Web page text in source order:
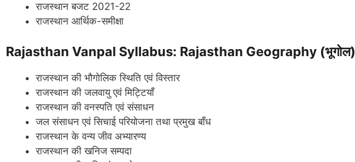
राजस्थान बजट 2021-22
राजस्थान आर्थिक-समीक्षा
Rajasthan Vanpal Syllabus: Rajasthan Geography (भूगोल)
राजस्थान की भौगोलिक स्थिति एवं विस्तार
राजस्थान की जलवायु एवं मिट्टियाँ
राजस्थान की वनस्पति एवं संसाधन
जल संसाधन एवं सिचाई परियोजना तथा प्रमुख बाँध
राजस्थान के वन्य जीव अभ्यारण्य
राजस्थान की खनिज सम्पदा